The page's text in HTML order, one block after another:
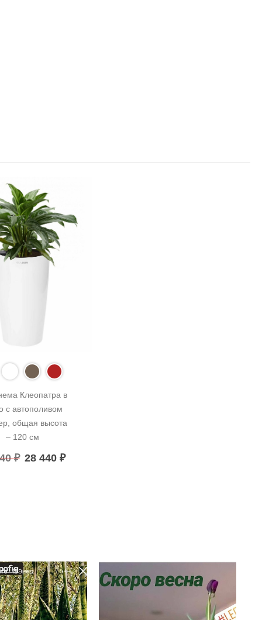
Клеопатра в
с автополивом
общая высота
– 120 см
₽ 28 440₽